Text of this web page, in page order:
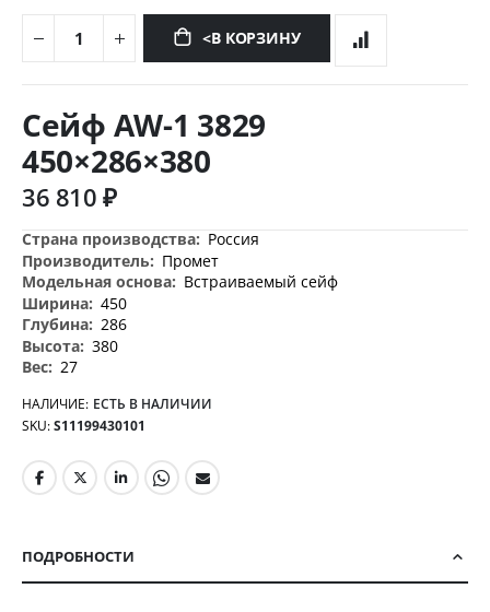
<В КОРЗИНУ
началу
изображений
Сейф AW-1 3829
450×286×380
36 810 ₽
Дополнительная
информация
Россия
Промет
Встраиваемый сейф
450
286
380
27
НАЛИЧИЕ: ЕСТЬ В НАЛИЧИИ
SKU S11199430101
ПОДРОБНОСТИ